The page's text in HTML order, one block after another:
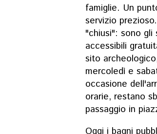
famiglie. Un
servizio
"chiusi": sono gli
accessibili
sito
mercoledì e
occasione
orarie, restano
passaggio in